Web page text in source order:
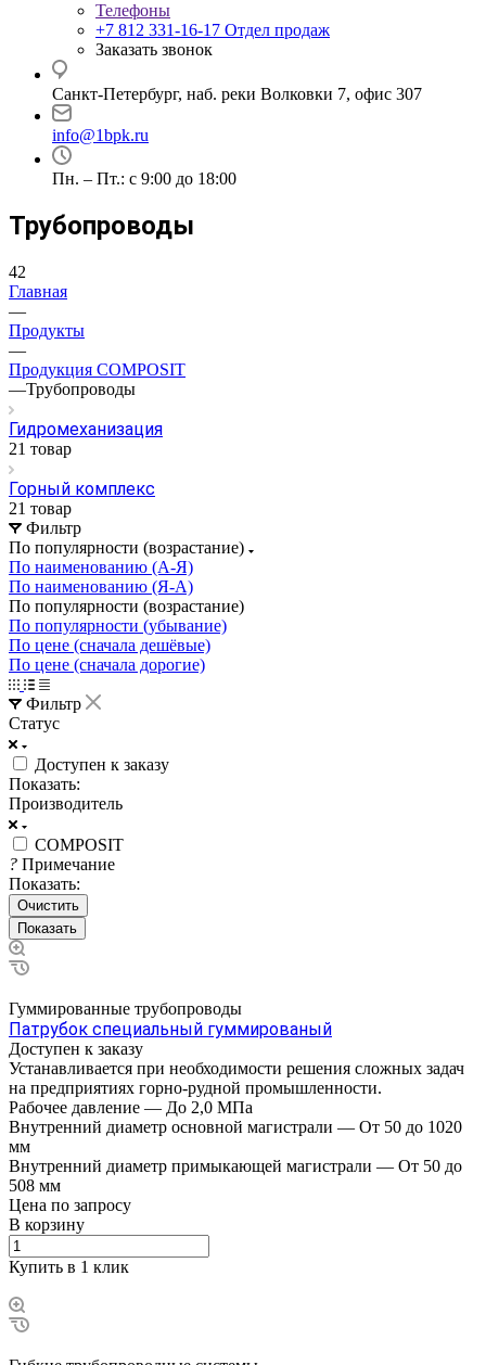
Телефоны
+7 812 331-16-17 Отдел продаж
Заказать звонок
Санкт-Петербург, наб. реки Волковки 7, офис 307
info@1bpk.ru
Пн. – Пт.: с 9:00 до 18:00
Трубопроводы
42
Главная
—
Продукты
—
Продукция COMPOSIT
—Трубопроводы
Гидромеханизация
21 товар
Горный комплекс
21 товар
Фильтр
По популярности (возрастание)
По наименованию (А-Я)
По наименованию (Я-А)
По популярности (возрастание)
По популярности (убывание)
По цене (сначала дешёвые)
По цене (сначала дорогие)
Фильтр
Статус
Доступен к заказу
Показать:
Производитель
COMPOSIT
? Примечание
Показать:
Очистить
Гуммированные трубопроводы
Патрубок специальный гуммированый
Доступен к заказу
Устанавливается при необходимости решения сложных задач
на предприятиях горно-рудной промышленности.
Рабочее давление — До 2,0 МПа
Внутренний диаметр основной магистрали — От 50 до 1020
мм
Внутренний диаметр примыкающей магистрали — От 50 до
508 мм
Цена по запросу
В корзину
Купить в 1 клик